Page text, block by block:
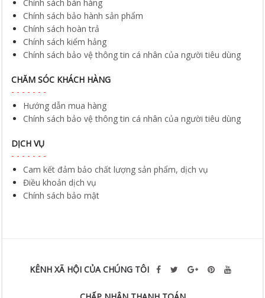
Chính sách kiểm hảng
Chính sách bảo vệ thông tin cá nhân của người tiêu dùng
CHĂM SÓC KHÁCH HÀNG
Chính sách bảo vệ thông tin cá nhân của người tiêu dùng
DỊCH VỤ
Điều khoản dịch vụ
Chính sách bảo mật
CHẤP NHẬN THANH TOÁN